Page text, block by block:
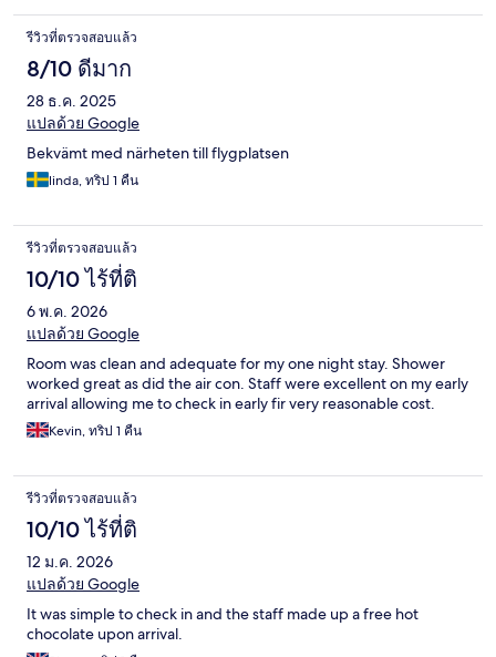
รีวิวที่ตรวจสอบแล้ว
8/10 ดีมาก
28 ธ.ค. 2025
แปลด้วย Google
Bekvämt med närheten till flygplatsen
linda, ทริป 1 คืน
รีวิวที่ตรวจสอบแล้ว
10/10 ไร้ที่ติ
6 พ.ค. 2026
แปลด้วย Google
Room was clean and adequate for my one night stay. Shower
worked great as did the air con. Staff were excellent on my early
arrival allowing me to check in early fir very reasonable cost.
Kevin, ทริป 1 คืน
รีวิวที่ตรวจสอบแล้ว
10/10 ไร้ที่ติ
12 ม.ค. 2026
แปลด้วย Google
It was simple to check in and the staff made up a free hot
chocolate upon arrival.